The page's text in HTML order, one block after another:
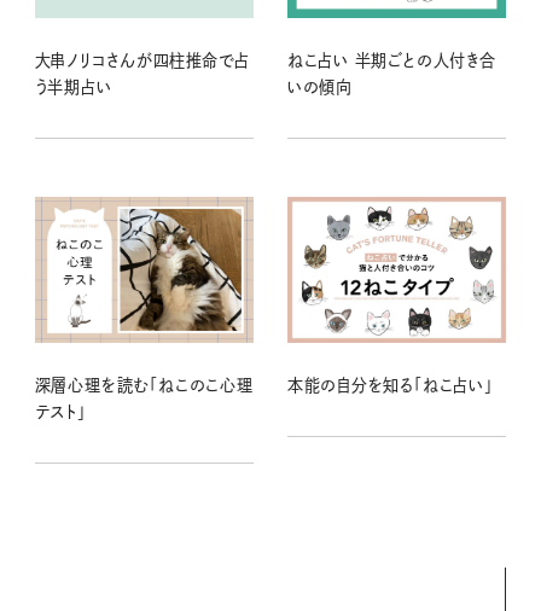
大串ノリコさんが四柱推命で占
う半期占い
ねこ占い 半期ごとの人付き合
いの傾向
深層心理を読む「ねこのこ心理
テスト」
本能の自分を知る「ねこ占い」